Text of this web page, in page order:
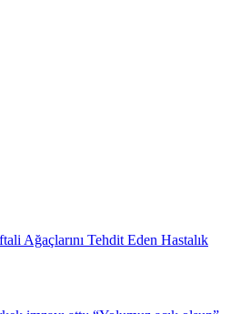
Ağaçlarını Tehdit Eden Hastalık